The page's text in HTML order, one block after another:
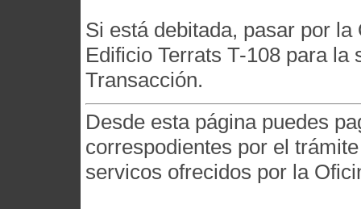
Si está debitada, pasar por
Edificio Terrats T-108 para la
Transacción.
Desde esta página puedes
correspodientes por el
servicos ofrecidos por la